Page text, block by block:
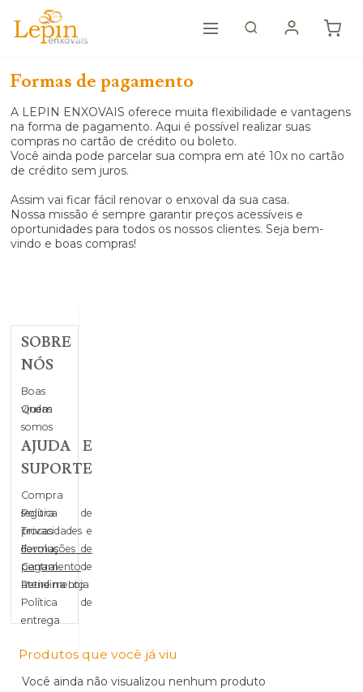
Formas de pagamento
A LEPIN ENXOVAIS oferece muita flexibilidade e vantagens
na forma de pagamento. Aqui é possível realizar suas
compras no cartão de crédito ou boleto.
Você ainda pode parcelar sua compra em até 10x no cartão
de crédito sem juros.
Assim vai ficar fácil renovar o enxoval da sua casa.
Nossa missão é sempre garantir preços acessíveis e
oportunidades para todos os nossos clientes. Seja bem-
vindo e boas compras!
SOBRE
NÓS
Boas
vindas
Quem
somos
AJUDA E
SUPORTE
Compra
segura
Política de
privacidades
Trocas e
devoluções
Formas de
pagamento
Central de
atendimento
Retire na Loja
Política de
entrega
Produtos que você já viu
Você ainda não visualizou nenhum produto